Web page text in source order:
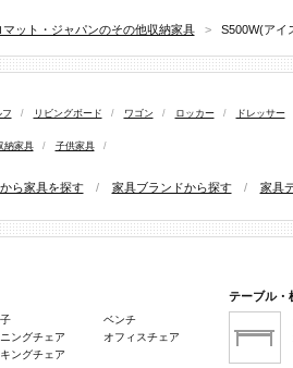
マット・ジャパンのその他収納家具 > S500W(ア
フ / リビングボード / ワゴン / ロッカー / ドレッサー
納家具 / 子供家具 /
ら家具を探す / 家具ブランドから探す / 家具
ングチェア
ングチェア
ベンチ
オフィスチェア
テーブル・